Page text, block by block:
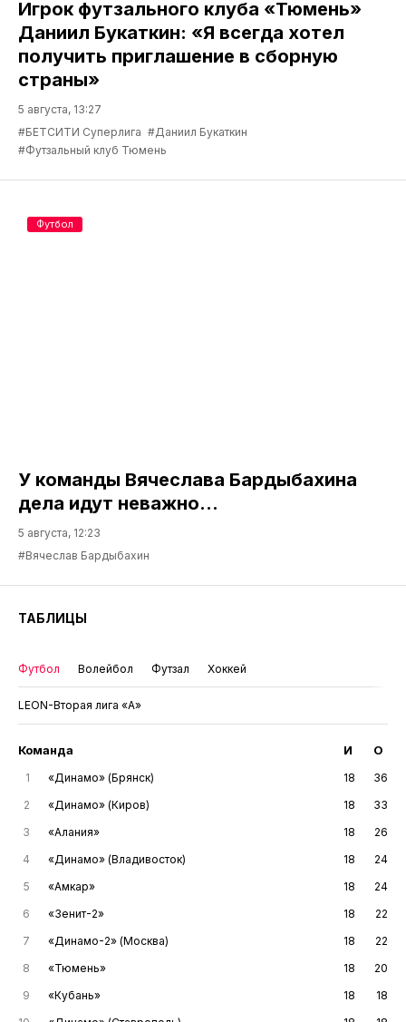
Игрок футзального клуба «Тюмень»
Даниил Букаткин: «Я всегда хотел
получить приглашение в сборную
страны»
5 августа, 13:27
#БЕТСИТИ Суперлига #Даниил Букаткин
#Футзальный клуб Тюмень
У команды Вячеслава Бардыбахина
дела идут неважно…
5 августа, 12:23
#Вячеслав Бардыбахин
Футбол
ТАБЛИЦЫ
Футбол Волейбол Футзал Хоккей
LEON-Вторая лига «А»
Команда И О
1 «Динамо» (Брянск) 18
36
2
«Динамо» (Киров) 18
33
3
«Алания» 18
26
4
«Динамо» (Владивосток) 18
24
5
«Амкар» 18
24
6
«Зенит-2» 18
22
7
«Динамо-2» (Москва) 18
22
8
«Тюмень» 18
20
9
«Кубань» 18
18